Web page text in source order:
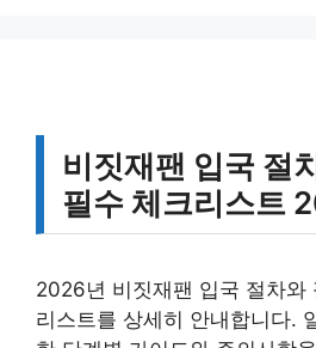
비짓재팬 입국 절
필수 체크리스트
2026년 비짓재팬 입국 절차와
리스트를 상세히 안내합니다.